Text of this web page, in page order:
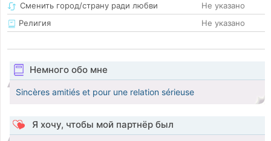
Сменить город/страну ради любви
Не указано
Религия
Не указано
Немного обо мне
Sincères amitiés et pour une relation sérieuse
Я хочу, чтобы мой партнёр был